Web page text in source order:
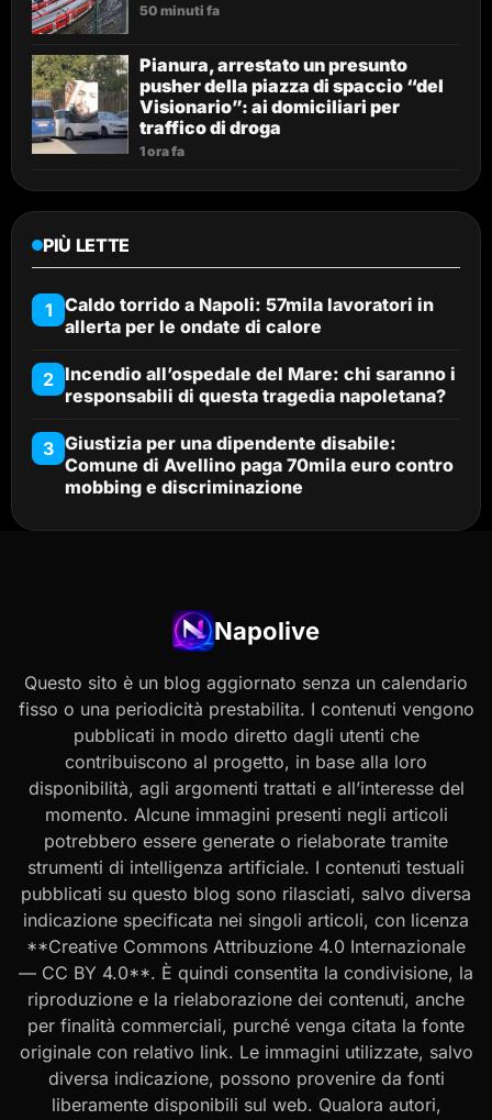
50 minuti fa
Pianura, arrestato un presunto
pusher della piazza di spaccio “del
Visionario”: ai domiciliari per
traffico di droga
1 ora fa
PIÙ LETTE
1 Caldo torrido a Napoli: 57mila lavoratori in
allerta per le ondate di calore
2 Incendio all’ospedale del Mare: chi saranno i
responsabili di questa tragedia napoletana?
3 Giustizia per una dipendente disabile:
Comune di Avellino paga 70mila euro contro
mobbing e discriminazione
Napolive
Questo sito è un blog aggiornato senza un calendario
fisso o una periodicità prestabilita. I contenuti vengono
pubblicati in modo diretto dagli utenti che
contribuiscono al progetto, in base alla loro
disponibilità, agli argomenti trattati e all’interesse del
momento. Alcune immagini presenti negli articoli
potrebbero essere generate o rielaborate tramite
strumenti di intelligenza artificiale. I contenuti testuali
pubblicati su questo blog sono rilasciati, salvo diversa
indicazione specificata nei singoli articoli, con licenza
**Creative Commons Attribuzione 4.0 Internazionale
— CC BY 4.0**. È quindi consentita la condivisione, la
riproduzione e la rielaborazione dei contenuti, anche
per finalità commerciali, purché venga citata la fonte
originale con relativo link. Le immagini utilizzate, salvo
diversa indicazione, possono provenire da fonti
liberamente disponibili sul web. Qualora autori,